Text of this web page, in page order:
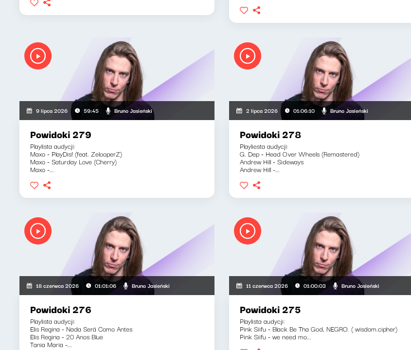
9 lipca 2026 59:45 Bruno Jasieński
Powidoki 279
Playlista audycji:
Maxo - PlayDis! (feat. ZelooperZ)
Maxo - Saturday Love (Cherry)
Maxo -...
2 lipca 2026 01:06:10 Bruno Jasieński
Powidoki 278
Playliesta audycji:
G. Dep - Head Over Wheels (Remastered)
Andrew Hill - Sideways
Andrew Hill -...
18 czerwca 2026 01:01:06 Bruno Jasieński
Powidoki 276
Playlista audycji:
Elis Regina - Nada Será Como Antes
Elis Regina - 20 Anos Blue
Tania Maria -...
11 czerwca 2026 01:00:03 Bruno Jasieński
Powidoki 275
Playlista audycji:
Pink Siifu - Black Be Tha God, NEGRO. ( wisdom.cipher)
Pink Siifu - we need mo...